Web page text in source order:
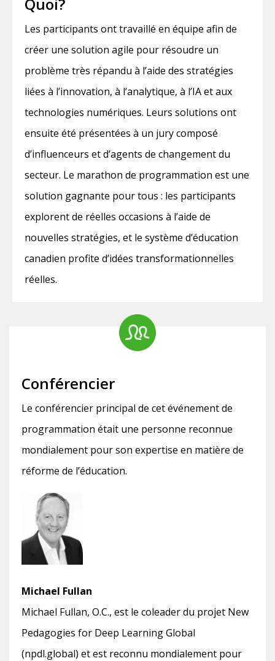
Quoi?
Les participants ont travaillé en équipe afin de
créer une solution agile pour résoudre un
problème très répandu à l’aide des stratégies
liées à l’innovation, à l’analytique, à l’IA et aux
technologies numériques. Leurs solutions ont
ensuite été présentées à un jury composé
d’influenceurs et d’agents de changement du
secteur. Le marathon de programmation est une
solution gagnante pour tous : les participants
explorent de réelles occasions à l’aide de
nouvelles stratégies, et le système d’éducation
canadien profite d’idées transformationnelles
réelles.
Conférencier
Le conférencier principal de cet événement de
programmation était une personne reconnue
mondialement pour son expertise en matière de
réforme de l’éducation.
Michael Fullan
Michael Fullan, O.C., est le coleader du projet New
Pedagogies for Deep Learning Global
(npdl.global) et est reconnu mondialement pour